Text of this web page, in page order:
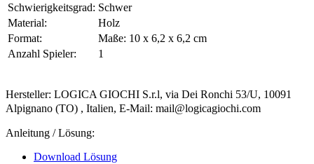
Schwierigkeitsgrad: Schwer
Material:
Holz
Format:
Maße: 10 x 6,2 x 6,2 cm
Anzahl Spieler:
1
Hersteller: LOGICA GIOCHI S.r.l, via Dei Ronchi 53/U, 10091
Alpignano (TO) , Italien, E-Mail: mail@logicagiochi.com
Anleitung / Lösung:
Download Lösung